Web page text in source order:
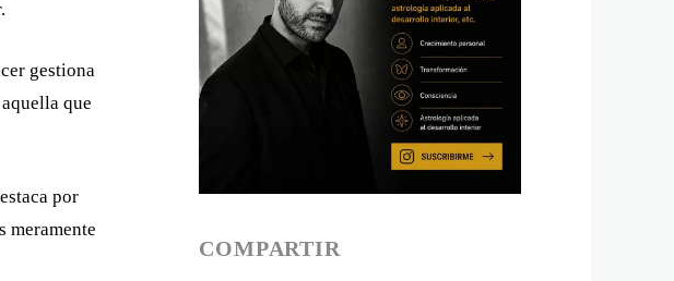
gestiona
que
por
meramente
COMPARTIR